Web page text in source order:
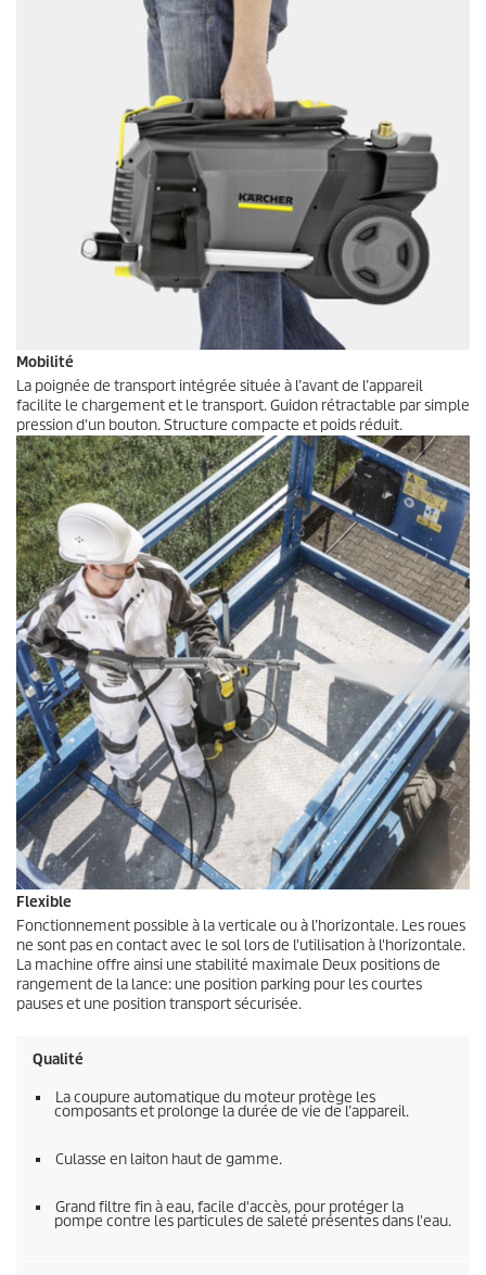
Mobilité
La poignée de transport intégrée située à l’avant de l’appareil
facilite le chargement et le transport. Guidon rétractable par simple
pression d'un bouton. Structure compacte et poids réduit.
Flexible
Fonctionnement possible à la verticale ou à l’horizontale. Les roues
ne sont pas en contact avec le sol lors de l'utilisation à l'horizontale.
La machine offre ainsi une stabilité maximale Deux positions de
rangement de la lance: une position parking pour les courtes
pauses et une position transport sécurisée.
Qualité
La coupure automatique du moteur protège les
composants et prolonge la durée de vie de l’appareil.
Culasse en laiton haut de gamme.
Grand filtre fin à eau, facile d'accès, pour protéger la
pompe contre les particules de saleté présentes dans l'eau.